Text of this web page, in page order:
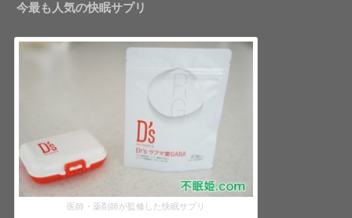
今最も人気の快眠サプリ
医師・薬剤師が監修した快眠サプリ